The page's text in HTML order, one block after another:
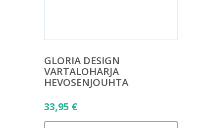
GLORIA DESIGN
VARTALOHARJA
HEVOSENJOUHTA
33,95 €